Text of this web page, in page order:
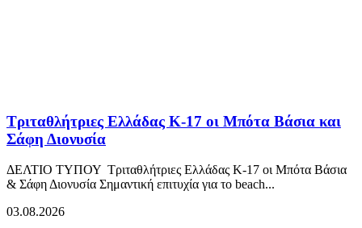
Τριταθλήτριες Ελλάδας Κ-17 οι Μπότα Βάσια και
Σάφη Διονυσία
ΔΕΛΤΙΟ ΤΥΠΟΥ Τριταθλήτριες Ελλάδας Κ-17 οι Μπότα Βάσια
& Σάφη Διονυσία Σημαντική επιτυχία για το beach...
03.08.2026